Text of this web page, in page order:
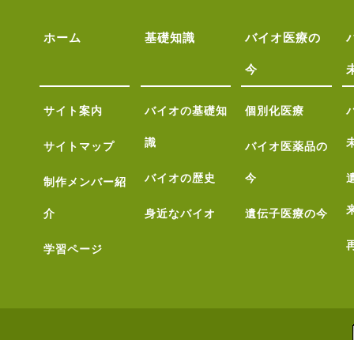
ホーム 基礎知識 バイオ医療の
今
サイト案内
サイトマップ
制作メンバー紹
介
学習ページ
バイオの基礎知
識
バイオの歴史
身近なバイオ
個別化医療
バイオ医薬品の
今
遺伝子医療の今